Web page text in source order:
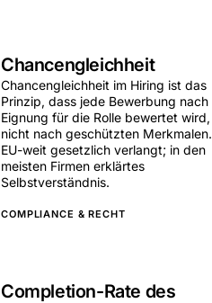
Chancengleichheit
Chancengleichheit im Hiring ist das
Prinzip, dass jede Bewerbung nach
Eignung für die Rolle bewertet wird,
nicht nach geschützten Merkmalen.
EU-weit gesetzlich verlangt; in den
meisten Firmen erklärtes
Selbstverständnis.
COMPLIANCE & RECHT
Completion-Rate des